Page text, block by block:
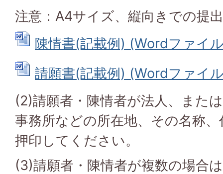
注意：A4サイズ、縦向きでの提
陳情書(記載例) (Wordファイ
請願書(記載例) (Wordファイ
(2)請願者・陳情者が法人、また
事務所などの所在地、その名称
押印してください。
(3)請願者・陳情者が複数の場合